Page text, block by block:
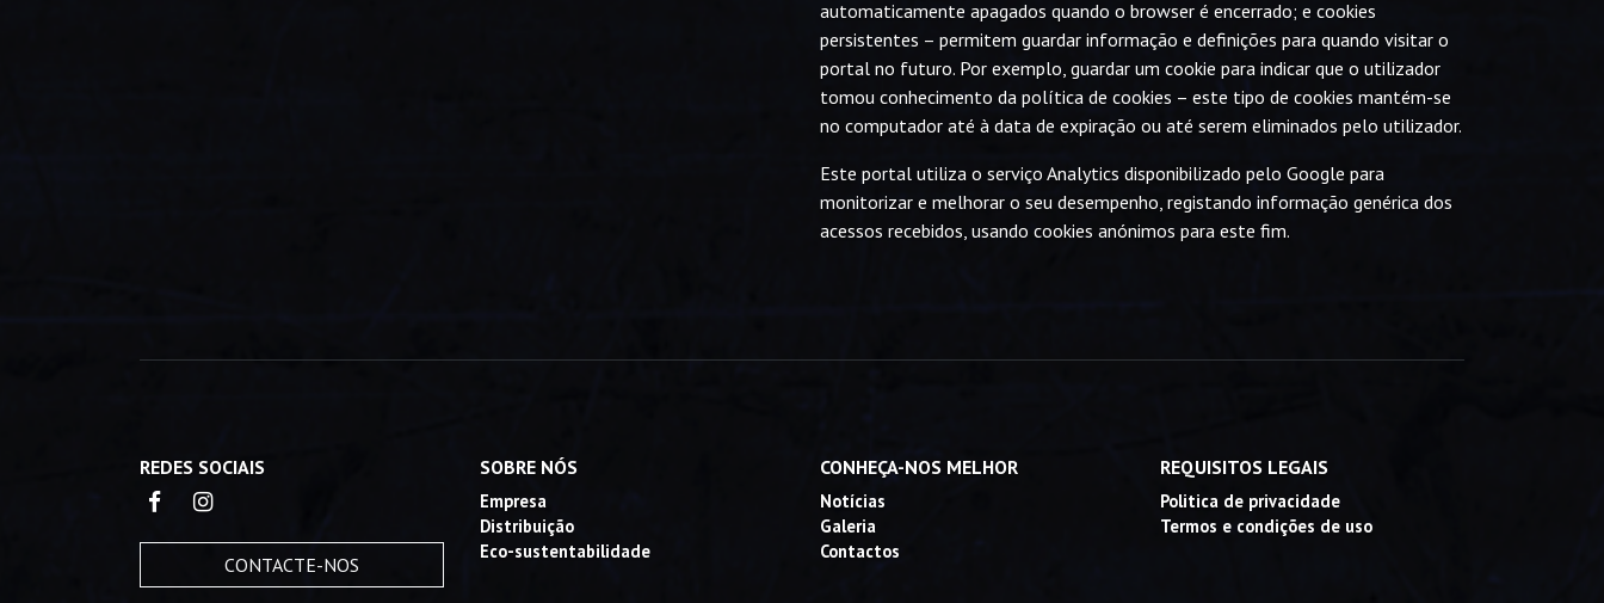
automaticamente apagados quando o browser é encerrado; e cookies
persistentes – permitem guardar informação e definições para quando visitar o
portal no futuro. Por exemplo, guardar um cookie para indicar que o utilizador
tomou conhecimento da política de cookies – este tipo de cookies mantém-se
no computador até à data de expiração ou até serem eliminados pelo utilizador.
Este portal utiliza o serviço Analytics disponibilizado pelo Google para
monitorizar e melhorar o seu desempenho, registando informação genérica dos
acessos recebidos, usando cookies anónimos para este fim.
REDES SOCIAIS
CONTACTE-NOS
SOBRE NÓS
Empresa
Distribuição
Eco-sustentabilidade
CONHEÇA-NOS MELHOR
Notícias
Galeria
Contactos
REQUISITOS LEGAIS
Politica de privacidade
Termos e condições de uso